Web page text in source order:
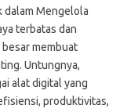
dalam Mengelola
terbatas dan
membuat
Untungnya,
alat digital yang
produktivitas,